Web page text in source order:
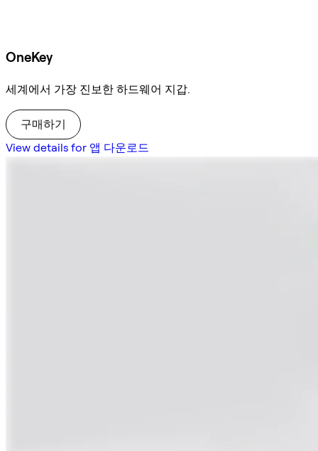
OneKey
세계에서 가장 진보한 하드웨어 지갑.
구매하기
View details for 앱 다운로드